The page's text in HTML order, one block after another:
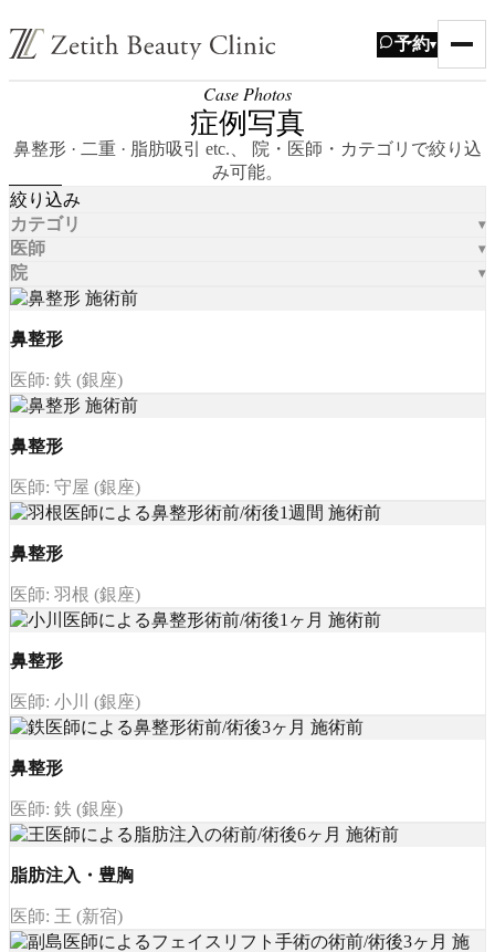
予約▾
Case Photos
症例写真
鼻整形 · 二重 · 脂肪吸引 etc.、 院・医師・カテゴリで絞り込
み可能。
絞り込み
カテゴリ
医師
院
鼻整形
医師: 鉄 (銀座)
鼻整形
医師: 守屋 (銀座)
鼻整形
医師: 羽根 (銀座)
鼻整形
医師: 小川 (銀座)
鼻整形
医師: 鉄 (銀座)
脂肪注入・豊胸
医師: 王 (新宿)